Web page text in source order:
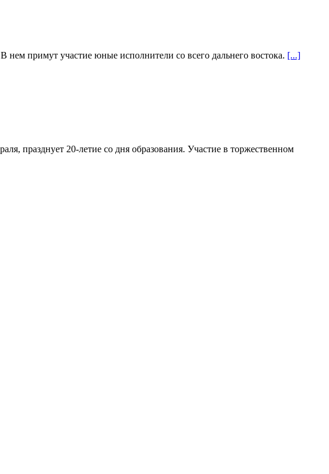
нем примут участие юные исполнители со всего дальнего востока. [...]
празднует 20-летие со дня образования. Участие в торжественном